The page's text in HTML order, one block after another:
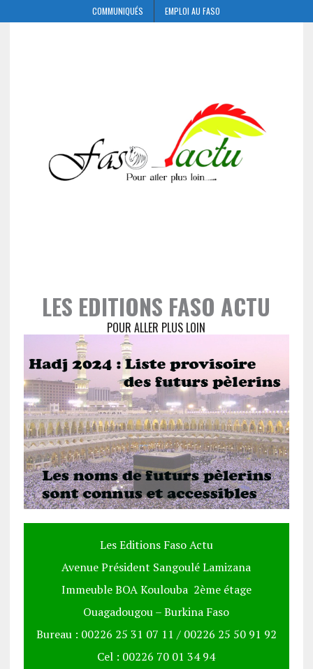
COMMUNIQUÉS EMPLOI AU FASO
LES EDITIONS FASO ACTU
POUR ALLER PLUS LOIN
Les Editions Faso Actu
Avenue Président Sangoulé Lamizana
Immeuble BOA Koulouba 2ème étage
Ouagadougou – Burkina Faso
Bureau : 00226 25 31 07 11 / 00226 25 50 91 92
Cel : 00226 70 01 34 94